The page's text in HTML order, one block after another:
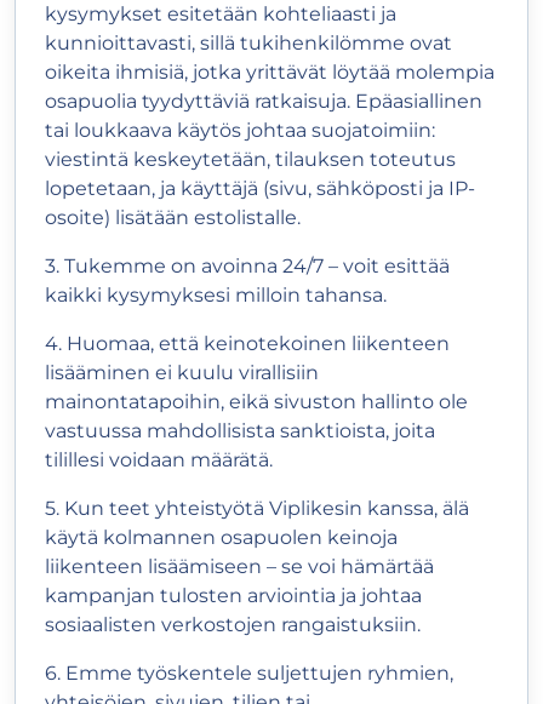
kysymykset esitetään kohteliaasti ja
kunnioittavasti, sillä tukihenkilömme ovat
oikeita ihmisiä, jotka yrittävät löytää molempia
osapuolia tyydyttäviä ratkaisuja. Epäasiallinen
tai loukkaava käytös johtaa suojatoimiin:
viestintä keskeytetään, tilauksen toteutus
lopetetaan, ja käyttäjä (sivu, sähköposti ja IP-
osoite) lisätään estolistalle.
3. Tukemme on avoinna 24/7 – voit esittää
kaikki kysymyksesi milloin tahansa.
4. Huomaa, että keinotekoinen liikenteen
lisääminen ei kuulu virallisiin
mainontatapoihin, eikä sivuston hallinto ole
vastuussa mahdollisista sanktioista, joita
tilillesi voidaan määrätä.
5. Kun teet yhteistyötä Viplikesin kanssa, älä
käytä kolmannen osapuolen keinoja
liikenteen lisäämiseen – se voi hämärtää
kampanjan tulosten arviointia ja johtaa
sosiaalisten verkostojen rangaistuksiin.
6. Emme työskentele suljettujen ryhmien,